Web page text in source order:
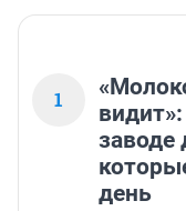
1
заводе
день